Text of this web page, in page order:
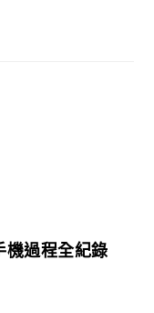
機過程全紀錄